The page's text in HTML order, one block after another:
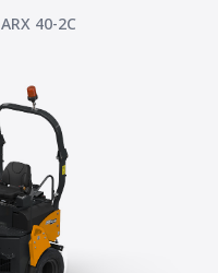
ARX 40-2C